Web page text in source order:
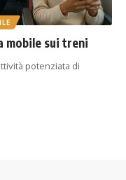
mobile sui treni
potenziata di